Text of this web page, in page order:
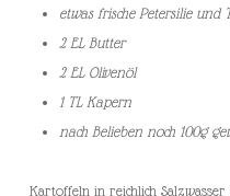
etwas frische Petersilie und
2 EL Butter
2 EL Olivenöl
1 TL Kapern
nach Belieben noch 100g
Kartoffeln in reichlich